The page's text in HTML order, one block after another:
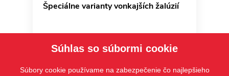
Špeciálne varianty vonkajších žalúzií
Súhlas so súbormi cookie
Súbory cookie používame na zabezpečenie čo najlepšieho